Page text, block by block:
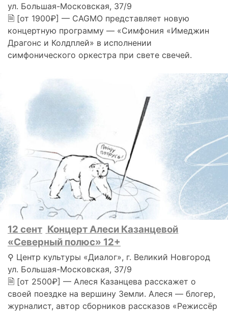
ул. Большая-Московская, 37/9
🗎 [от 1900₽] — CAGMO представляет новую
концертную программу — «Симфония «Имеджин
Драгонс и Колдплей» в исполнении
симфонического оркестра при свете свечей.
12 сент Концерт Алеси Казанцевой
«Северный полюс» 12+
⚲ Центр культуры «Диалог», г. Великий Новгород
ул. Большая-Московская, 37/9
🗎 [от 2500₽] — Алеся Казанцева расскажет о
своей поездке на вершину Земли. Алеся — блогер,
журналист, автор сборников рассказов «Режиссёр